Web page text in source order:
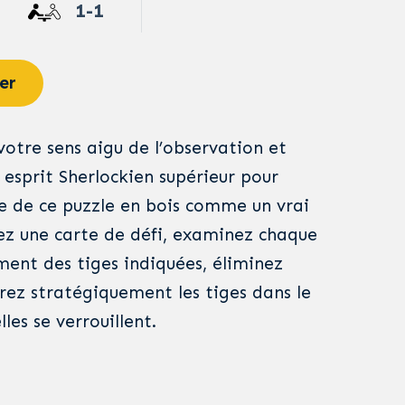
1-1
sens aigu de l’observation et
Sherlockien supérieur pour
de ce puzzle en bois comme un vrai
une carte de défi, examinez chaque
des tiges indiquées, éliminez
stratégiquement les tiges dans le
se verrouillent.